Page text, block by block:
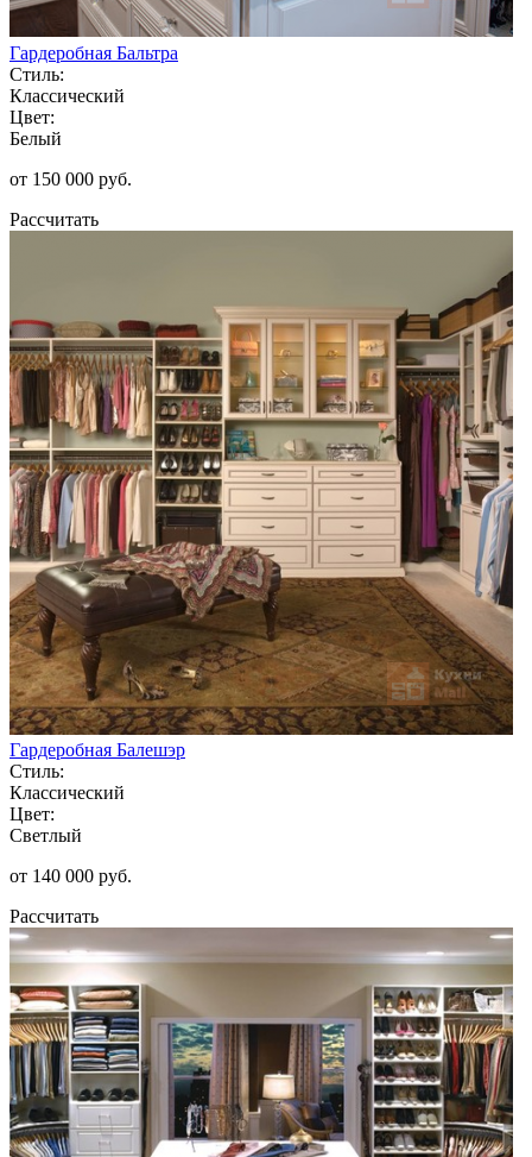
Гардеробная Бальтра
Стиль:
Классический
Цвет:
Белый
от 150 000 руб.
Рассчитать
Гардеробная Балешэр
Стиль:
Классический
Цвет:
Светлый
от 140 000 руб.
Рассчитать